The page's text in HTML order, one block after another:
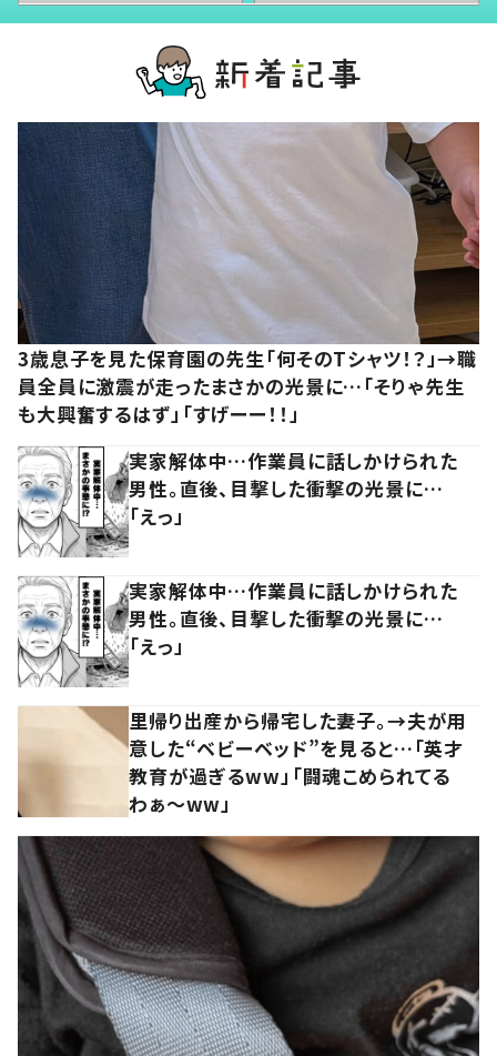
3歳息子を見た保育園の先生「何そのTシャツ！？」→職
員全員に激震が走ったまさかの光景に…「そりゃ先生
も大興奮するはず」「すげーー！！」
実家解体中…作業員に話しかけられた
男性。直後、目撃した衝撃の光景に…
「えっ」
実家解体中…作業員に話しかけられた
男性。直後、目撃した衝撃の光景に…
「えっ」
里帰り出産から帰宅した妻子。→夫が用
意した“ベビーベッド”を見ると…「英才
教育が過ぎるww」「闘魂こめられてる
わぁ～ww」